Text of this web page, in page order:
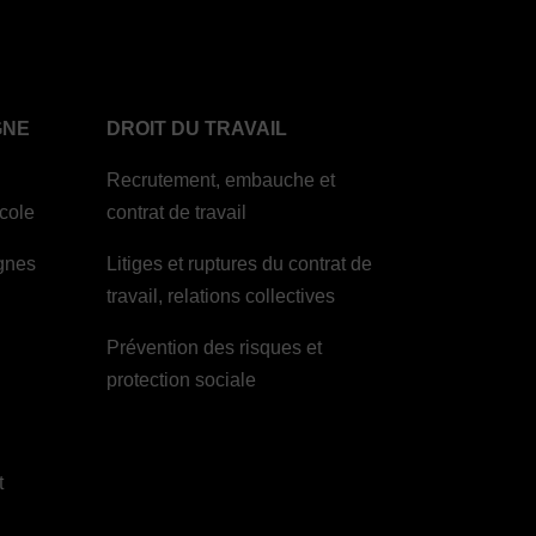
DROIT DU TRAVAIL
Recrutement, embauche et
contrat de travail
Litiges et ruptures du contrat de
travail, relations collectives
Prévention des risques et
protection sociale